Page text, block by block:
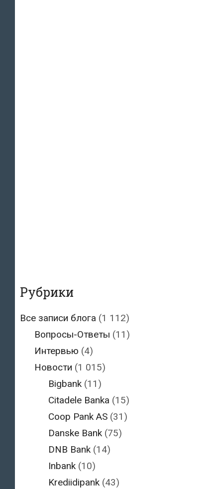
Рубрики
Все записи блога (1 112)
Вопросы-Ответы (11)
Интервью (4)
Новости (1 015)
Bigbank (11)
Citadele Banka (15)
Coop Pank AS (31)
Danske Bank (75)
DNB Bank (14)
Inbank (10)
Krediidipank (43)